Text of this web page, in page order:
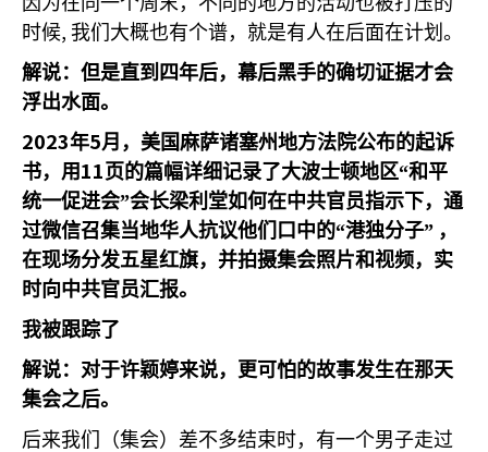
时候, 我们大概也有个谱，就是有人在后面在计划。
解说：但是直到四年后，幕后黑手的确切证据才会
浮出水面。
2023年5月，美国麻萨诸塞州地方法院公布的起诉
书，用 11页的篇幅详细记录了大波士顿地区“和平
统一促进会”会长梁利堂如何在中共官员指示下，通
过微信召集当地华人抗议他们口中的“港独分子” ，
在现场分发五星红旗，并拍摄集会照片和视频，实
时向中共官员汇报。
我被跟踪了
解说：对于许颖婷来说，更可怕的故事发生在那天
集会之后。
后来我们（集会）差不多结束时，有一个男子走过